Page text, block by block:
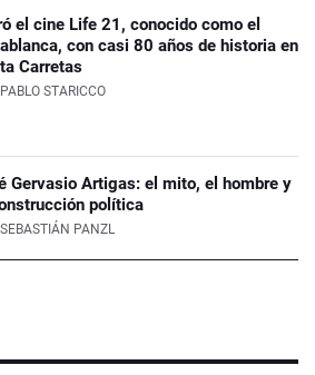
el cine Life 21, conocido como el
con casi 80 años de historia en
Carretas
PABLO STARICCO
Gervasio Artigas: el mito, el hombre y
política
SEBASTIÁN PANZL